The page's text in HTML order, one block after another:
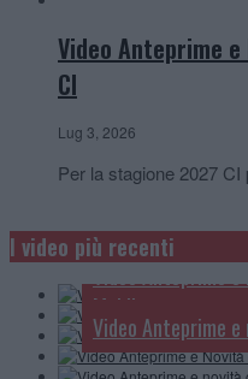
Video Anteprime
CI
Lug 3, 2026
Per la stagione 2027
I video più recenti
Video Anteprime e
Video Anteprime
Knaus
Video Anteprime e
Video Anteprime
Mobilvetta
Video Anteprime